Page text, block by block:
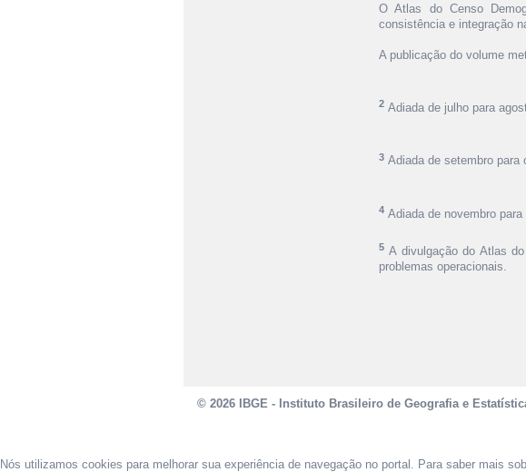
O Atlas do Censo
consistência e integração
A publicação do volume
2 Adiada de julho para
3 Adiada de setembro para
4 Adiada de novembro
5 A divulgação do Atlas
problemas operacionais.
© 2026 IBGE - Instituto Brasileiro de Geografia e
Nós utilizamos cookies para melhorar sua experiência de navegação no portal. Para saber mais